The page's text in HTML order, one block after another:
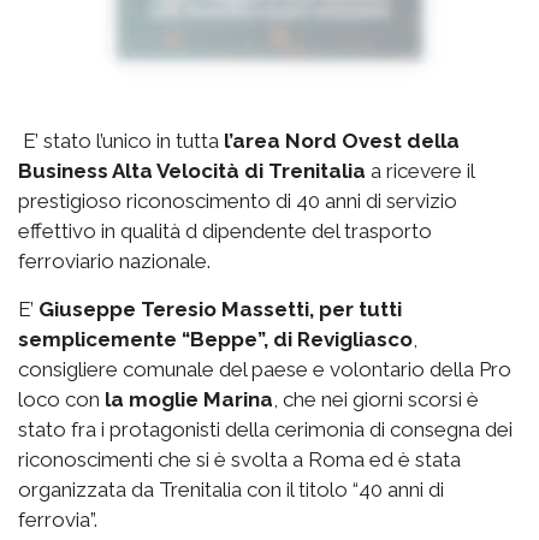
E’ stato l’unico in tutta l’area Nord Ovest della
Business Alta Velocità di Trenitalia a ricevere il
prestigioso riconoscimento di 40 anni di servizio
effettivo in qualità d dipendente del trasporto
ferroviario nazionale.
E’ Giuseppe Teresio Massetti, per tutti
semplicemente “Beppe”, di Revigliasco
consigliere comunale del paese e volontario della Pro
loco con la moglie Marina , che nei giorni scorsi è
stato fra i protagonisti della cerimonia di consegna dei
riconoscimenti che si è svolta a Roma ed è stata
organizzata da Trenitalia con il titolo “40 anni di
ferrovia”.